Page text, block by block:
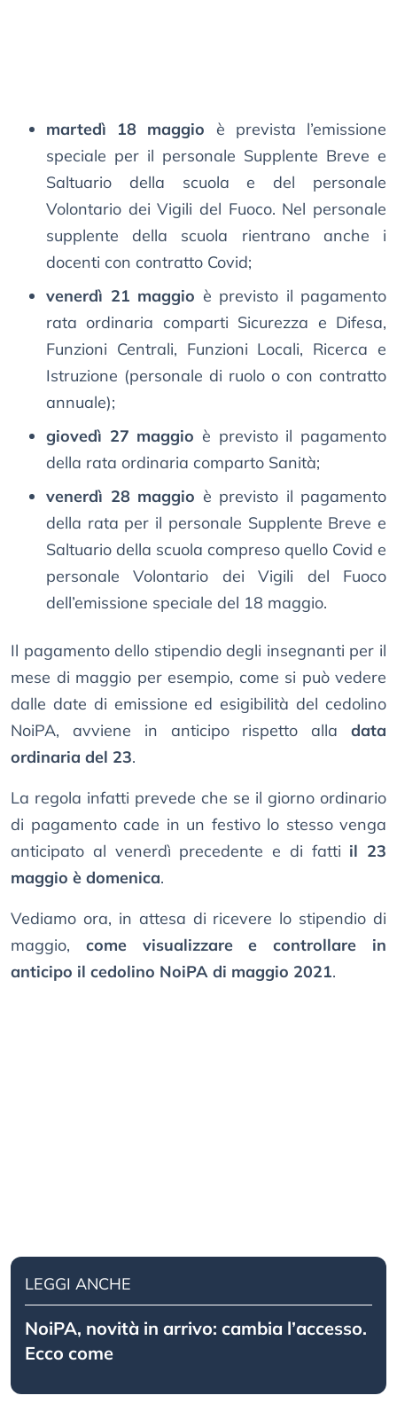
martedì 18 maggio è prevista l’emissione
speciale per il personale Supplente Breve e
Saltuario della scuola e del personale
Volontario dei Vigili del Fuoco. Nel personale
supplente della scuola rientrano anche i
docenti con contratto Covid;
venerdì 21 maggio è previsto il pagamento
rata ordinaria comparti Sicurezza e Difesa,
Funzioni Centrali, Funzioni Locali, Ricerca e
Istruzione (personale di ruolo o con contratto
annuale);
giovedì 27 maggio è previsto il pagamento
della rata ordinaria comparto Sanità;
venerdì 28 maggio è previsto il pagamento
della rata per il personale Supplente Breve e
Saltuario della scuola compreso quello Covid e
personale Volontario dei Vigili del Fuoco
dell’emissione speciale del 18 maggio.
Il pagamento dello stipendio degli insegnanti per il
mese di maggio per esempio, come si può vedere
dalle date di emissione ed esigibilità del cedolino
NoiPA, avviene in anticipo rispetto alla data
ordinaria del 23.
La regola infatti prevede che se il giorno ordinario
di pagamento cade in un festivo lo stesso venga
anticipato al venerdì precedente e di fatti il 23
maggio è domenica.
Vediamo ora, in attesa di ricevere lo stipendio di
maggio, come visualizzare e controllare in
anticipo il cedolino NoiPA di maggio 2021.
LEGGI ANCHE
NoiPA, novità in arrivo: cambia l’accesso.
Ecco come